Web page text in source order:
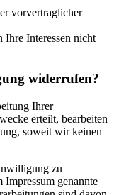
vorvertraglicher
Ihre Interessen nicht
widerrufen?
Ihrer
erteilt, bearbeiten
soweit wir keinen
zu
genannte